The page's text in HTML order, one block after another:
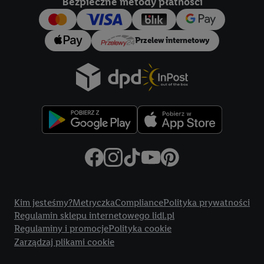
Przelew internetowy
Kim jesteśmy?MetryczkaCompliancePolityka prywatności
Regulamin sklepu internetowego lidl.pl
Regulaminy i promocjePolityka cookie
Zarządzaj plikami cookie
konkretnych treści.
Jeśli użytkownik wyrazi zgodę w tym miejscu, a następnie
utworzy konto Lidl Plus lub zaloguje się na istniejące konto
Lidl Plus, możemy również użyć podanego tam adresu e-mail
jako współadministratorzy - wspólnie z jednym z wyżej
wymienionych partnerów w celu utworzenia specjalnego
identyfikatora internetowego (tzw. EUID), który możemy
następnie wykorzystać w podobny sposób jak poniżej opisany
identyfikator Utiq SA/NV ("Utiq"), aby rozpoznać użytkownika
w usługach świadczonych przez podmioty trzecie i wyświetlać
mu spersonalizowane reklamy. W tym celu my i jeden z innych
w postaci zahashowanej.
Użytkownik upoważnia również firmę Utiq oraz operatora
siecitelekomunikacyjnejdo korzystania z technologii Utiq w